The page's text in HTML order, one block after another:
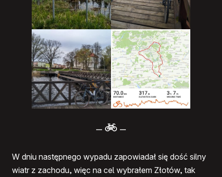
– –
W dniu następnego wypadu zapowiadał się dość silny
wiatr z zachodu, więc na cel wybrałem Złotów, tak